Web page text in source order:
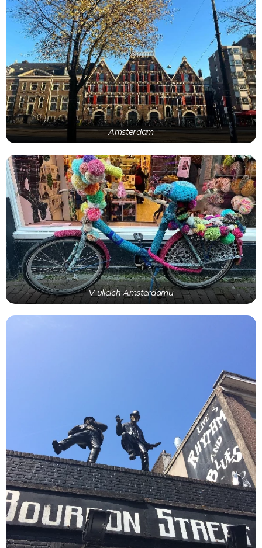
Amsterdam
V ulicích Amsterdamu